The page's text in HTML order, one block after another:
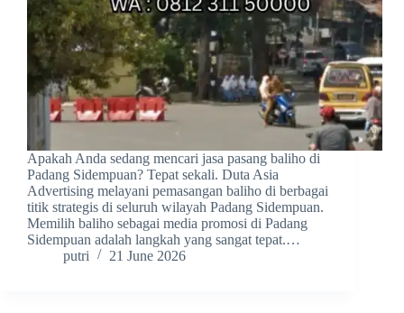
Apakah Anda sedang mencari jasa pasang baliho di
Padang Sidempuan? Tepat sekali. Duta Asia
Advertising melayani pemasangan baliho di berbagai
titik strategis di seluruh wilayah Padang Sidempuan.
Memilih baliho sebagai media promosi di Padang
Sidempuan adalah langkah yang sangat tepat.…
putri
21 June 2026